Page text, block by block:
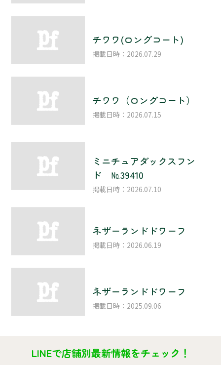
チワワ(ロングコート)
掲載日時：2026.07.29
チワワ（ロングコート）
掲載日時：2026.07.15
ミニチュアダックスフン
ド №39410
掲載日時：2026.07.10
ネザーランドドワーフ
掲載日時：2026.06.19
ネザーランドドワーフ
掲載日時：2025.09.06
LINEで店舗別最新情報をチェック！